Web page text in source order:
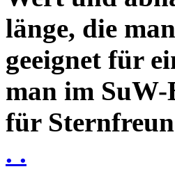
länge, die
geeignet für
man im
für
. .